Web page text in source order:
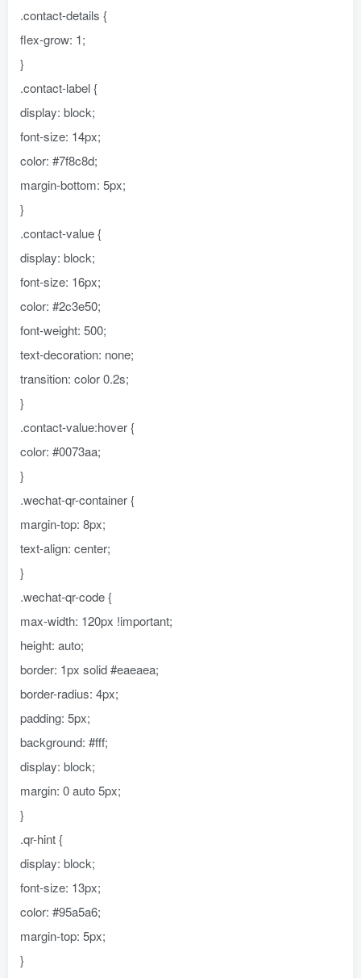
.contact-details {
flex-grow: 1;
}
.contact-label {
display: block;
font-size: 14px;
color: #7f8c8d;
margin-bottom: 5px;
}
.contact-value {
display: block;
font-size: 16px;
color: #2c3e50;
font-weight: 500;
text-decoration: none;
transition: color 0.2s;
}
.contact-value:hover {
color: #0073aa;
}
.wechat-qr-container {
margin-top: 8px;
text-align: center;
}
.wechat-qr-code {
max-width: 120px !important;
height: auto;
border: 1px solid #eaeaea;
border-radius: 4px;
padding: 5px;
background: #fff;
display: block;
margin: 0 auto 5px;
}
.qr-hint {
display: block;
font-size: 13px;
color: #95a5a6;
margin-top: 5px;
}